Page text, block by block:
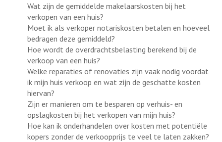
Wat zijn de gemiddelde makelaarskosten bij het
verkopen van een huis?
Moet ik als verkoper notariskosten betalen en hoeveel
bedragen deze gemiddeld?
Hoe wordt de overdrachtsbelasting berekend bij de
verkoop van een huis?
Welke reparaties of renovaties zijn vaak nodig voordat
ik mijn huis verkoop en wat zijn de geschatte kosten
hiervan?
Zijn er manieren om te besparen op verhuis- en
opslagkosten bij het verkopen van mijn huis?
Hoe kan ik onderhandelen over kosten met potentiële
kopers zonder de verkoopprijs te veel te laten zakken?